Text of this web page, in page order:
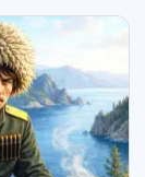
любовные